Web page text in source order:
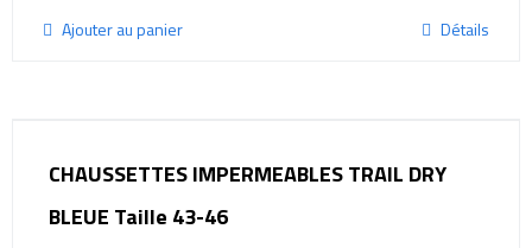
Ajouter au panier Détails
CHAUSSETTES IMPERMEABLES TRAIL DRY
BLEUE Taille 43-46